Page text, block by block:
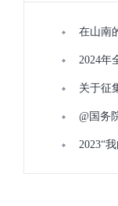
在山南
2024年
关于征
@国务
2023“